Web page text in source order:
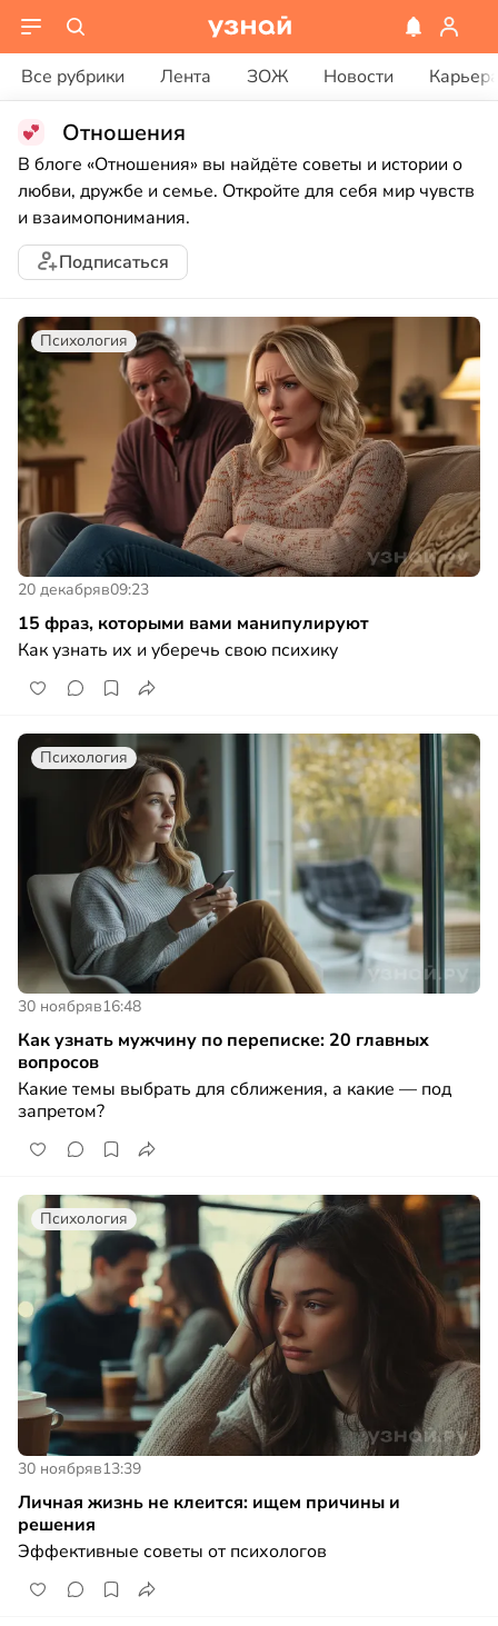
Все рубрики Лента ЗОЖ Новости
Отношения
В блоге «Отношения» вы найдёте советы и истории о
любви, дружбе и семье. Откройте для себя мир чувств
и взаимопонимания.
Подписаться
Психология
20 декабряв09:23
15 фраз, которыми вами манипулируют
Как узнать их и уберечь свою психику
Психология
30 ноябряв16:48
Как узнать мужчину по переписке: 20 главных
вопросов
Какие темы выбрать для сближения, а какие — под
запретом?
Психология
30 ноябряв13:39
Личная жизнь не клеится: ищем причины и
решения
Эффективные советы от психологов